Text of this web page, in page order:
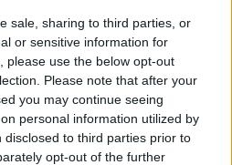
sale, sharing to third parties, or
or sensitive information for
please use the below opt-out
Please note that after your
you may continue seeing
personal information utilized by
to third parties prior to
opt-out of the further
των 2 GW σε Πολωνία και
Ουγγαρία
συμμετοχής στο Sofia South Ring